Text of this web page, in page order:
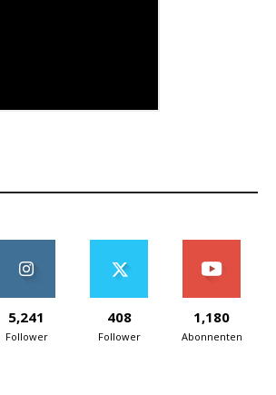
5,241
Follower
408
Follower
1,180
Abonnenten